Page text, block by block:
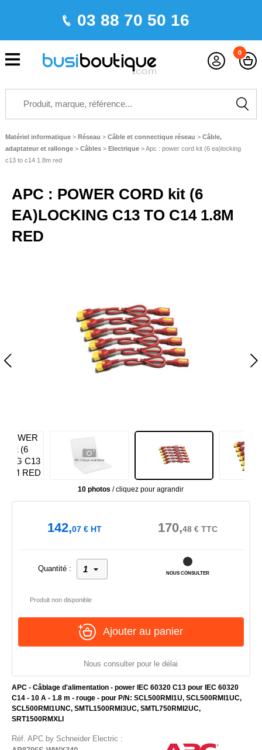
03 88 70 50 16
0
Matériel informatique > Réseau > Câble et connectique réseau > Câble,
adaptateur et rallonge > Câbles > Electrique>Apc : power cord kit (6 ea)locking
c13 to c14 1.8m red
APC : POWER CORD kit (6
EA)LOCKING C13 TO C14 1.8M
RED
10 photos / cliquez pour agrandir
APC - Câblage d'alimentation - power IEC 60320 C13 pour IEC 60320
C14 - 10 A - 1.8 m - rouge - pour P/N: SCL500RMI1U, SCL500RMI1UC,
SCL500RMI1UNC, SMTL1500RMI3UC, SMTL750RMI2UC,
SRT1500RMXLI
Réf. APC by Schneider Electric :
142,07€HT 170,48€TTC
Quantité :
NOUS CONSULTER
Produit non disponible
Ajouter au panier
Nous consulter pour le délai